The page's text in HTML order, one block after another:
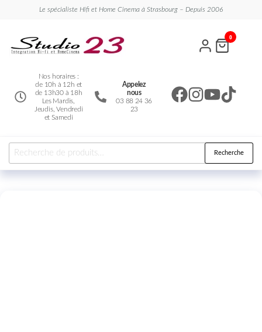
Le spécialiste Hifi et Home Cinema à Strasbourg – Depuis 2006
Nos horaires :
de 10h à 12h et
de 13h30 à 18h
Les Mardis,
Jeudis, Vendredi
et Samedi
Appelez
nous
03 88 24 36
23
0
Recherche